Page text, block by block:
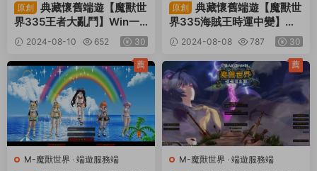
原創
典藏懷舊端遊【魔獸世
界335王者大亂鬥】Win一
鍵服務端+PC客戶端+網頁
注冊+GM指令教程+視頻架
設教程
2024-08-10 652 30
原創
典藏懷舊端遊【魔獸世
界335海賊王時運中變】Wi
n一鍵服務端+PC客戶端+網
頁注冊+GM指令教程+視頻
架設教程
2024-08-08 787 30
M-魔獸世界 · 端遊服務端
薦
M-魔獸世界 · 端遊服務端
薦